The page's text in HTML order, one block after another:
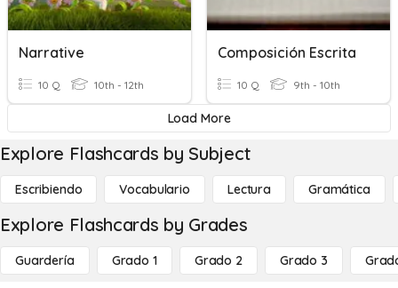
Narrative
10 Q 10th - 12th
Composición Escrita
10 Q 9th - 10th
Load More
Explore Flashcards by Subject
Escribiendo Vocabulario Lectura Gramática
Explore Flashcards by Grades
Guardería Grado 1 Grado 2 Grado 3